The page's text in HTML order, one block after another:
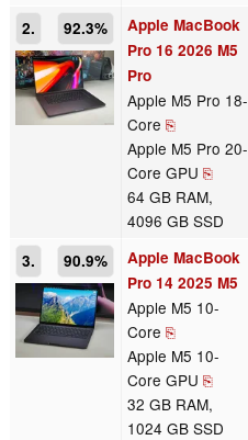
2. 92.3%
Apple MacBook
Pro 16 2026 M5
Pro
Apple M5 Pro 18-
Core ⎘
Apple M5 Pro 20-
Core GPU ⎘
64 GB RAM,
4096 GB SSD
3. 90.9%
Apple MacBook
Pro 14 2025 M5
Apple M5 10-
Core ⎘
Apple M5 10-
Core GPU ⎘
32 GB RAM,
1024 GB SSD